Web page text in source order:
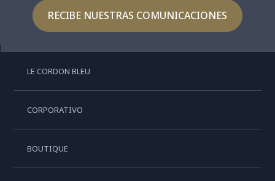
RECIBE NUESTRAS COMUNICACIONES
LE CORDON BLEU
CORPORATIVO
BOUTIQUE